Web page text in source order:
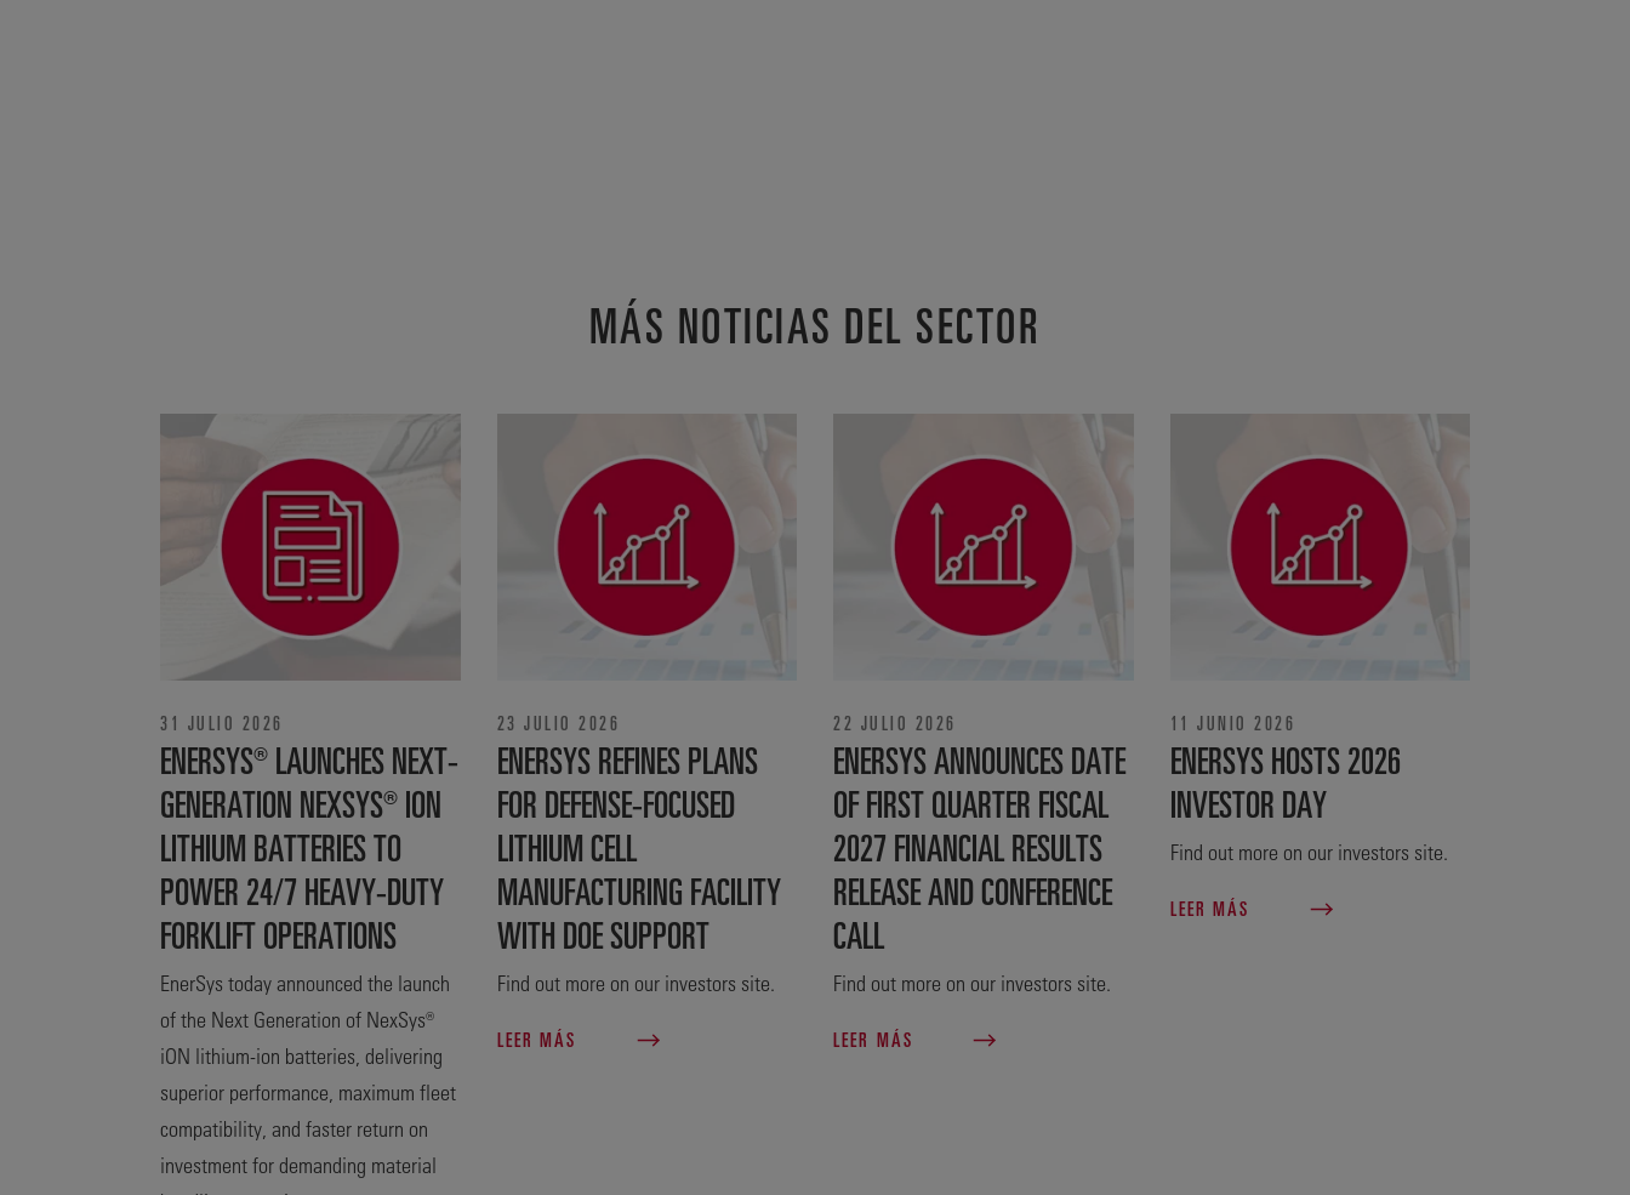
MÁS NOTICIAS DEL SECTOR
31 JULIO 2026
ENERSYS® LAUNCHES NEXT-
GENERATION NEXSYS® ION
LITHIUM BATTERIES TO
POWER 24/7 HEAVY-DUTY
FORKLIFT OPERATIONS
EnerSys today announced the launch
of the Next Generation of NexSys®
iON lithium-ion batteries, delivering
superior performance, maximum fleet
compatibility, and faster return on
investment for demanding material
23 JULIO 2026
ENERSYS REFINES PLANS
FOR DEFENSE‑FOCUSED
LITHIUM CELL
MANUFACTURING FACILITY
WITH DOE SUPPORT
Find out more on our investors site.
LEER MÁS
22 JULIO 2026
ENERSYS ANNOUNCES DATE
OF FIRST QUARTER FISCAL
2027 FINANCIAL RESULTS
RELEASE AND CONFERENCE
CALL
Find out more on our investors site.
LEER MÁS
11 JUNIO 2026
ENERSYS HOSTS 2026
INVESTOR DAY
Find out more on our investors site.
LEER MÁS